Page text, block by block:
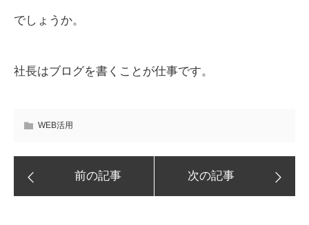
でしょうか。
社長はブログを書くことが仕事です。
WEB活用